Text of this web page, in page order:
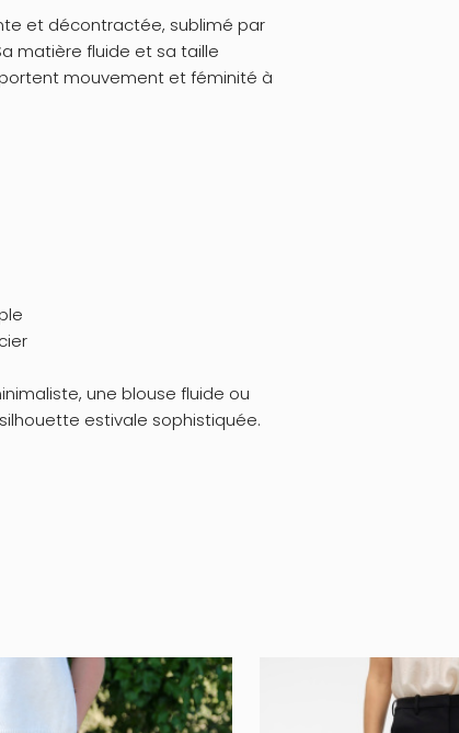
et décontractée, sublimé par
matière fluide et sa taille
mouvement et féminité à
une blouse fluide ou
estivale sophistiquée.